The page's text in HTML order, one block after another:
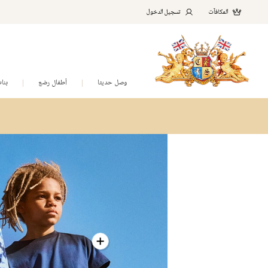
المكافآت تسجيل الدخول
وصل حديثا أطفال رضع